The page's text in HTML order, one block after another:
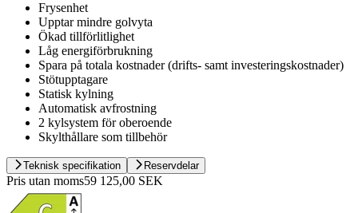
Frysenhet
Upptar mindre golvyta
Ökad tillförlitlighet
Låg energiförbrukning
Spara på totala kostnader (drifts- samt investeringskostnader)
Stötupptagare
Statisk kylning
Automatisk avfrostning
2 kylsystem för oberoende
Skylthållare som tillbehör
Teknisk specifikation Reservdelar
Pris utan moms59 125,00 SEK